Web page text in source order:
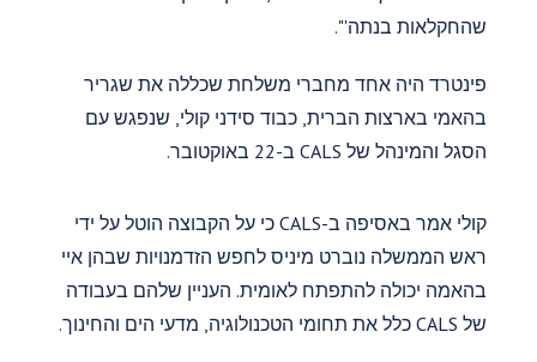
שהחקלאות בנתה'".
פינטרד היה אחד מחברי משלחת שכללה את שגריר
בהאמי בארצות הברית, כבוד סידני קולי, שנפגש עם
הסגל והמינהל של CALS ב-22 באוקטובר.
קולי אמר באסיפה ב-CALS כי על הקבוצה הוטל על ידי
ראש הממשלה נוברט מיניס לחפש הזדמנויות שבהן איי
בהאמה יכולה להתפתח לאומית. העניין שלהם בעבודה
של CALS כלל את תחומי הטכנולוגיה, מדעי הים והחינוך.